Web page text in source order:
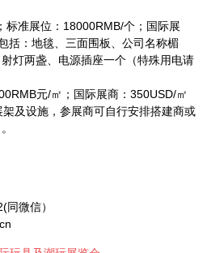
标准展位：18000RMB/个；国际展
括：地毯、三面围板、公司名称楣
灯两盏、电源插座一个（特殊用电请
元/㎡；国际展商：350USD/㎡
架及设施，参展商可自行安排搭建商或
微信）